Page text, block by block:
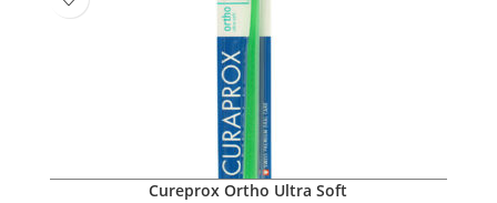
Cureprox Ortho Ultra Soft